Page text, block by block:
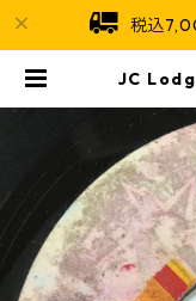
税込
JC
ce You